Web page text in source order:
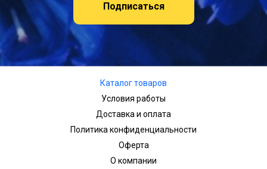
Подписаться
Каталог товаров
Условия работы
Доставка и оплата
Политика конфиденциальности
Оферта
О компании